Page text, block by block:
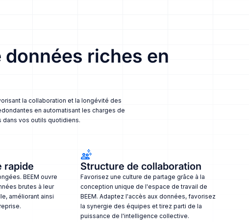
riches en
la collaboration et la longévité des
en automatisant les charges de
vos outils quotidiens.
rapide
BEEM ouvre
brutes à leur
améliorant ainsi
Structure de collaboration
Favorisez une culture de partage grâce à la
conception unique de l'espace de travail de
BEEM. Adaptez l'accès aux données, favorisez
la synergie des équipes et tirez parti de la
puissance de l'intelligence collective.